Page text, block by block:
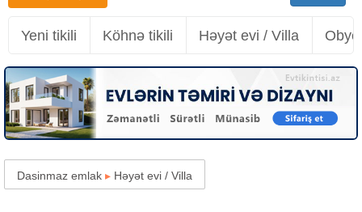
Yeni tikili Köhnə tikili Həyət evi / Villa
Dasinmaz emlak ▸ Həyət evi / Villa